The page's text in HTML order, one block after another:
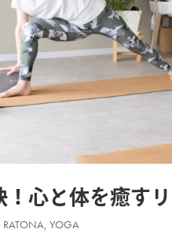
心と体を癒す
RATONA,YOGA